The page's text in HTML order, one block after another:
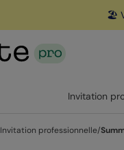
🏖️
Invitation
Invitation professionnelle/